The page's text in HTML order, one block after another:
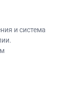
и система